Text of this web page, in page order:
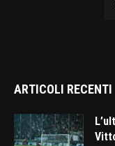
ARTICOLI RECENTI